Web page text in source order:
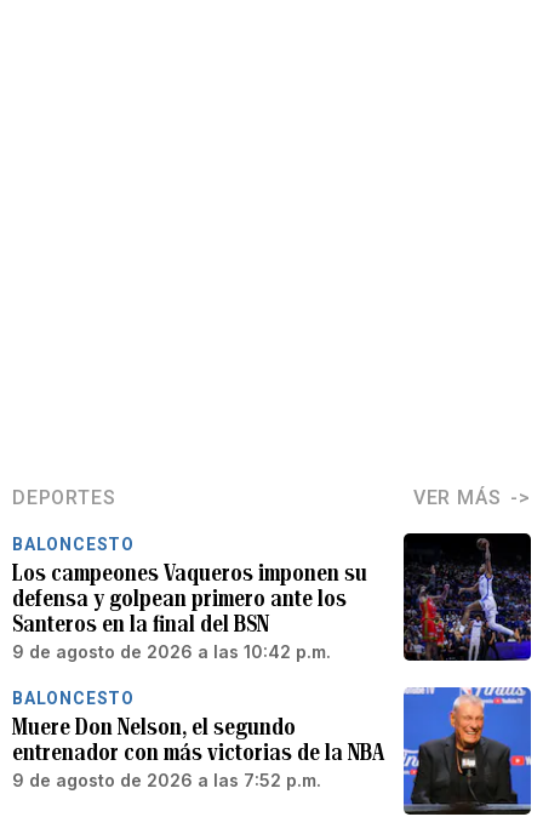
DEPORTES VER MÁS
BALONCESTO
Los campeones Vaqueros imponen su
defensa y golpean primero ante los
Santeros en la final del BSN
9 de agosto de 2026 a las 10:42 p.m.
BALONCESTO
Muere Don Nelson, el segundo
entrenador con más victorias de la NBA
9 de agosto de 2026 a las 7:52 p.m.